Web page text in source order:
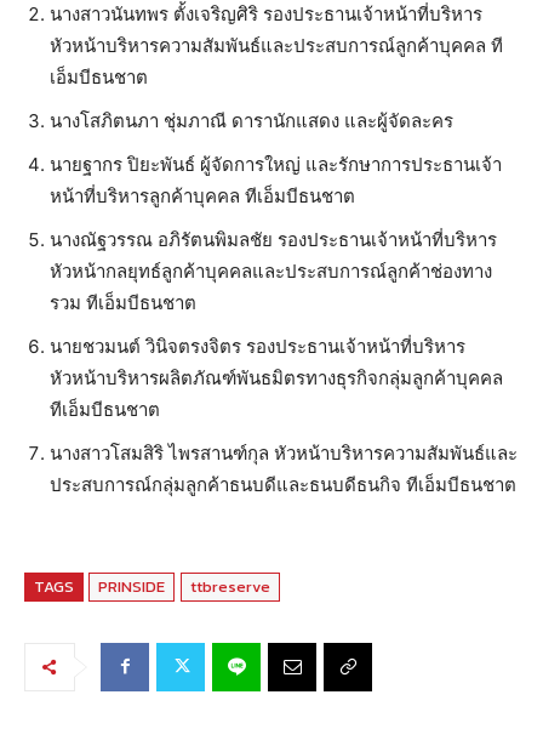
นางสาวนันทพร ตั้งเจริญศิริ รองประธานเจ้าหน้าที่บริหาร
หัวหน้าบริหารความสัมพันธ์และประสบการณ์ลูกค้าบุคคล ที
เอ็มบีธนชาต
นางโสภิตนภา ชุ่มภาณี ดารานักแสดง และผู้จัดละคร
นายฐากร ปิยะพันธ์ ผู้จัดการใหญ่ และรักษาการประธานเจ้า
หน้าที่บริหารลูกค้าบุคคล ทีเอ็มบีธนชาต
นางณัฐวรรณ อภิรัตนพิมลชัย รองประธานเจ้าหน้าที่บริหาร
หัวหน้ากลยุทธ์ลูกค้าบุคคลและประสบการณ์ลูกค้าช่องทาง
รวม ทีเอ็มบีธนชาต
นายชวมนต์ วินิจตรงจิตร รองประธานเจ้าหน้าที่บริหาร
หัวหน้าบริหารผลิตภัณฑ์พันธมิตรทางธุรกิจกลุ่มลูกค้าบุคคล
ทีเอ็มบีธนชาต
นางสาวโสมสิริ ไพรสานฑ์กุล หัวหน้าบริหารความสัมพันธ์และ
ประสบการณ์กลุ่มลูกค้าธนบดีและธนบดีธนกิจ ทีเอ็มบีธนชาต
TAGS PRINSIDE ttbreserve